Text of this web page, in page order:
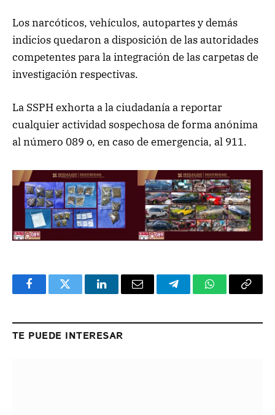
Los narcóticos, vehículos, autopartes y demás
indicios quedaron a disposición de las autoridades
competentes para la integración de las carpetas de
investigación respectivas.
La SSPH exhorta a la ciudadanía a reportar
cualquier actividad sospechosa de forma anónima
al número 089 o, en caso de emergencia, al 911.
FacebookTwitter LinkedInEmail TelegramWhatsApp
Copy
TE PUEDE INTERESAR